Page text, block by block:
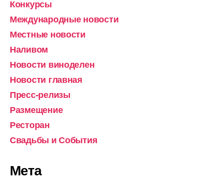
Конкурсы
Международные новости
Местные новости
Наливом
Новости виноделен
Новости главная
Пресс-релизы
Размещение
Ресторан
Свадьбы и События
Мета